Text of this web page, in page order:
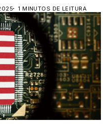
1 MINUTOS DE LEITURA